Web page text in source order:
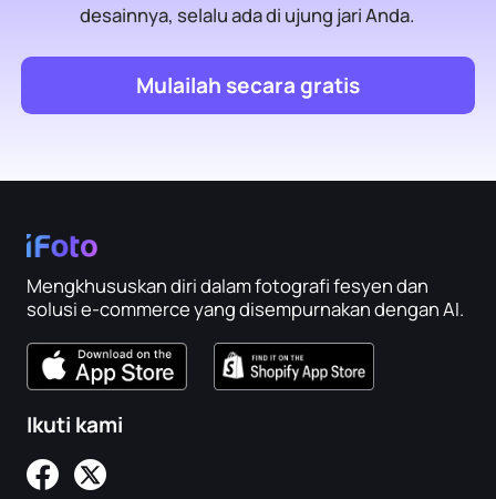
desainnya, selalu ada di ujung jari Anda.
Mulailah secara gratis
Mengkhususkan diri dalam fotografi fesyen dan
solusi e-commerce yang disempurnakan dengan AI.
Ikuti kami